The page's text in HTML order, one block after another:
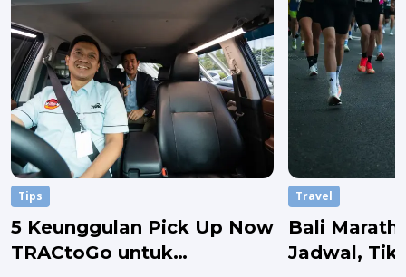
Tips
5 Keunggulan Pick Up Now
TRACtoGo untuk
Travel
Bali
Jadwal,